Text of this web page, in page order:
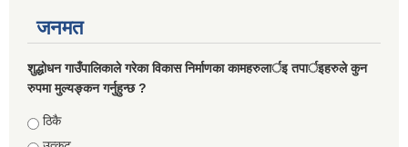
जनमत
शुद्धोधन गाउँपालिकाले गरेका विकास निर्माणका कामहरुलार्इ तपार्इहरुले कुन
रुपमा मुल्यङ्कन गर्नुहुन्छ ?
Choices
ठिकै